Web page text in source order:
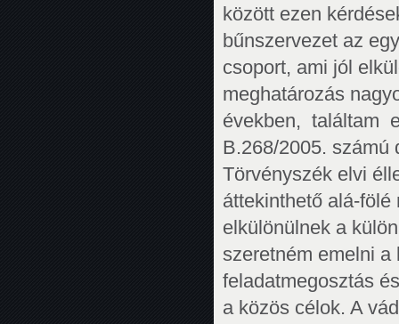
között ezen
bűnszervezet az
csoport, ami jól
meghatározás
években, találtam
B.268/2005. számú
Törvényszék elvi
áttekinthető alá-
elkülönülnek a
szeretném emelni a
feladatmegosztás
a közös célok. A